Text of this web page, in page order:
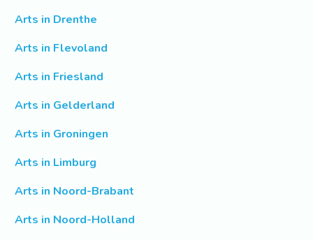
Arts in Drenthe
Arts in Flevoland
Arts in Friesland
Arts in Gelderland
Arts in Groningen
Arts in Limburg
Arts in Noord-Brabant
Arts in Noord-Holland